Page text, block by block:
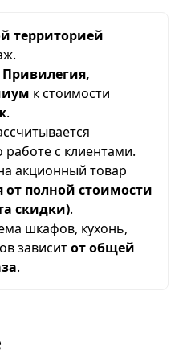
территорией
к стоимости
.
с клиентами.
акционный товар
от полной стоимости
скидки).
шкафов, кухонь,
зависитот общей
.